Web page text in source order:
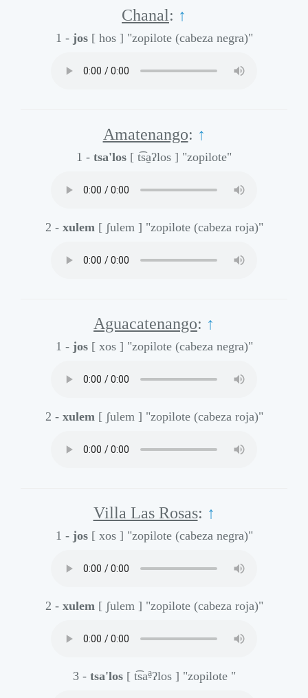
Chanal: ↑
1 - jos [ hos ] "zopilote (cabeza negra)"
Amatenango: ↑
1 - tsa'los [ t͡sa̰ʔlos ] "zopilote"
2 - xulem [ ʃulem ] "zopilote (cabeza roja)"
Aguacatenango: ↑
1 - jos [ xos ] "zopilote (cabeza negra)"
2 - xulem [ ʃulem ] "zopilote (cabeza roja)"
Villa Las Rosas: ↑
1 - jos [ xos ] "zopilote (cabeza negra)"
2 - xulem [ ʃulem ] "zopilote (cabeza roja)"
3 - tsa'los [ t͡saa̰ʔlos ] "zopilote "